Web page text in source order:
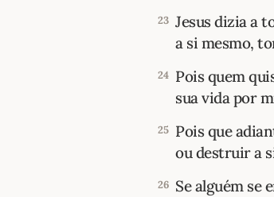
23 Jesus dizia a
a si mesmo,
24 Pois quem
sua vida por
25 Pois que
ou destruir a
26 Se alguém se